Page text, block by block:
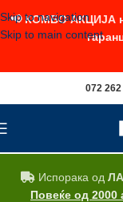
Skip to navigation
Skip to main content
072 262
Испорака од
Повеќе од 2000
📢 КОМБО АКЦИЈА